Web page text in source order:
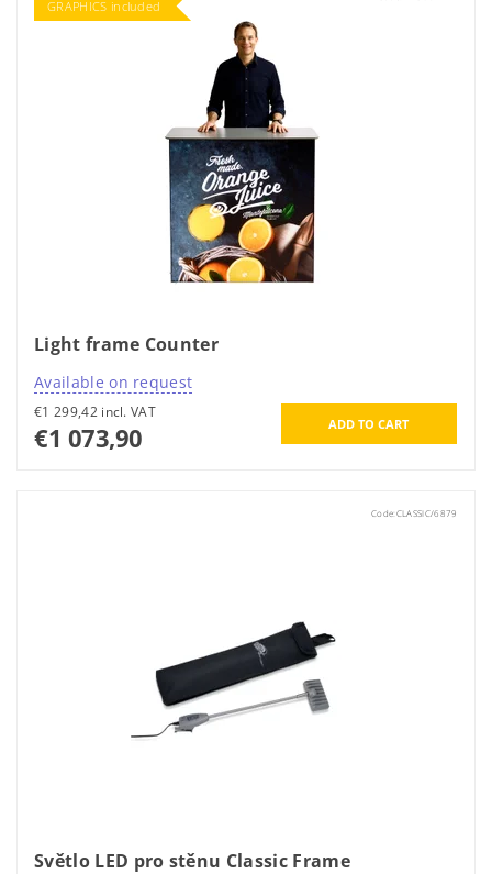
GRAPHICS included
Light frame Counter
Available on request
€1 299,42 incl. VAT
€1 073,90
Code: CLASSIC/6879
Světlo LED pro stěnu Classic Frame